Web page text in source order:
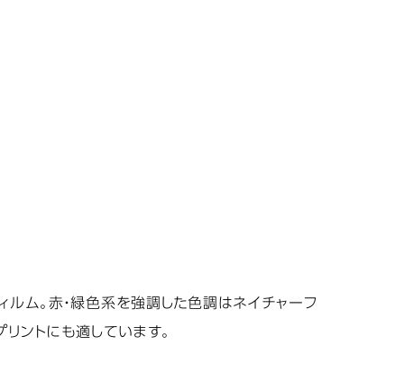
ム。赤・緑色系を強調した色調はネイチャーフ
ントにも適しています。